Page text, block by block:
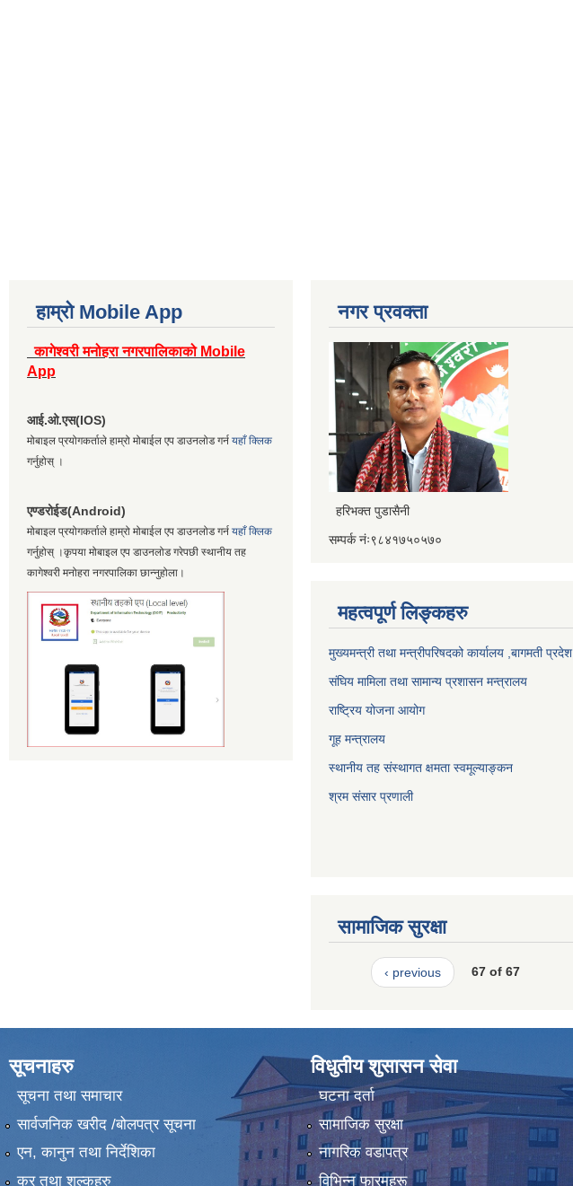
हाम्रो Mobile App
कागेश्वरी मनोहरा नगरपालिकाको Mobile
App
आई.ओ.एस(IOS)
मोबाइल प्रयोगकर्ताले हाम्रो मोबाईल एप डाउनलोड गर्न यहाँ क्लिक
गर्नुहोस् ।
एण्डरोईड(Android)
मोबाइल प्रयोगकर्ताले हाम्रो मोबाईल एप डाउनलोड गर्न यहाँ क्लिक
गर्नुहोस् ।कृपया मोबाइल एप डाउनलोड गरेपछी स्थानीय तह
कागेश्वरी मनोहरा नगरपालिका छान्नुहोला।
नगर प्रवक्ता
हरिभक्त पुडासैनी
सम्पर्क नंः९८४१७५०५७०
महत्वपूर्ण लिङ्कहरु
मुख्यमन्त्री तथा मन्त्रीपरिषदको कार्यालय ,बागमती प्रदेश
संघिय मामिला तथा सामान्य प्रशासन मन्त्रालय
राष्ट्रिय योजना आयोग
गूह मन्त्रालय
स्थानीय तह संस्थागत क्षमता स्वमूल्याङ्कन
श्रम संसार प्रणाली
सामाजिक सुरक्षा
‹ previous 67 of 67
सूचनाहरु
सूचना तथा समाचार
सार्वजनिक खरीद /बोलपत्र सूचना
एन, कानुन तथा निर्देशिका
कर तथा शुल्कहरु
विधुतीय शुसासन सेवा
घटना दर्ता
सामाजिक सुरक्षा
नागरिक वडापत्र
विभिन्न फारमहरू